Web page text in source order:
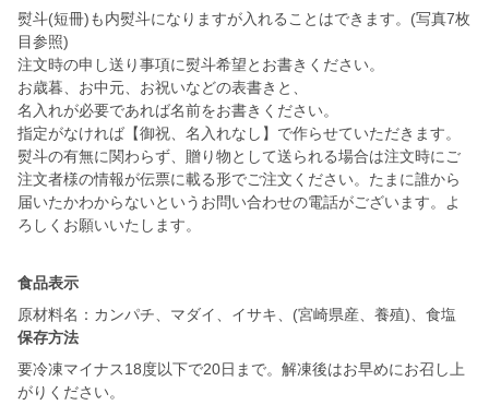
熨斗(短冊)も内熨斗になりますが入れることはできます。(写真7枚
目参照)
注文時の申し送り事項に熨斗希望とお書きください。
お歳暮、お中元、お祝いなどの表書きと、
名入れが必要であれば名前をお書きください。
指定がなければ【御祝、名入れなし】で作らせていただきます。
熨斗の有無に関わらず、贈り物として送られる場合は注文時にご
注文者様の情報が伝票に載る形でご注文ください。たまに誰から
届いたかわからないというお問い合わせの電話がございます。よ
ろしくお願いいたします。
食品表示
原材料名：カンパチ、マダイ、イサキ、(宮崎県産、養殖)、食塩
保存方法
要冷凍マイナス18度以下で20日まで。解凍後はお早めにお召し上
がりください。